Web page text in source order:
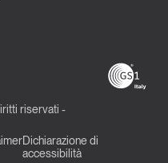
riservati -
Dichiarazione di
accessibilità